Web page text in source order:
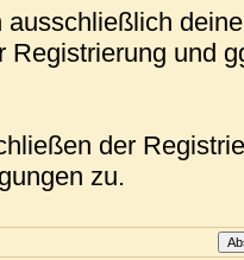
ausschließlich
Registrierung und
der
zu.